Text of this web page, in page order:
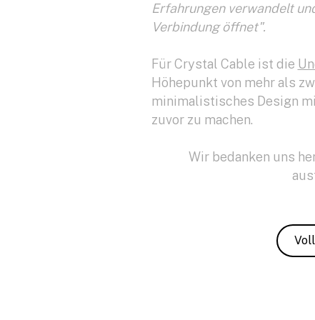
Erfahrungen verwandelt
Verbindung öffnet".
Für Crystal Cable ist die
Höhepunkt von mehr als
minimalistisches Design
zuvor zu machen.
Wir bedanken uns